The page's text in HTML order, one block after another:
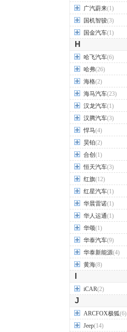
广汽蔚来(1)
国机智骏(3)
国金汽车(1)
H
哈飞汽车(6)
哈弗(26)
海格(2)
海马汽车(23)
汉龙汽车(1)
汉腾汽车(3)
悍马(4)
昊铂(2)
合创 (1)
恒天汽车(3)
红旗(12)
红星汽车(1)
华晨雷诺(1)
华人运通(1)
华颂(1)
华泰汽车(9)
华泰新能源(4)
黄海(8)
iCAR(2)
J
ARCFOX极狐(6)
Jeep(14)